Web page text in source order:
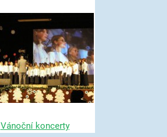
Vánoční koncerty